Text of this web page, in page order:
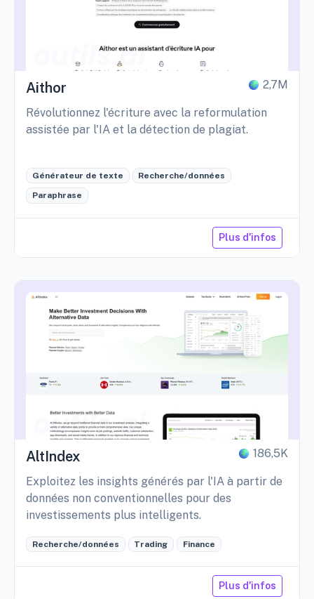
Aithor 2,7M
Révolutionnez l'écriture avec la reformulation
assistée par l'IA et la détection de plagiat.
Générateur de texte Recherche/données
Paraphrase
Plus d'infos
AltIndex 186,5K
Exploitez les insights générés par l'IA à partir de
données non conventionnelles pour des
investissements plus intelligents.
Recherche/données Trading Finance
Plus d'infos